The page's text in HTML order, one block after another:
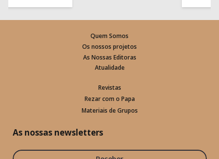
Quem Somos
Os nossos projetos
As Nossas Editoras
Atualidade
Revistas
Rezar com o Papa
Materiais de Grupos
As nossas newsletters